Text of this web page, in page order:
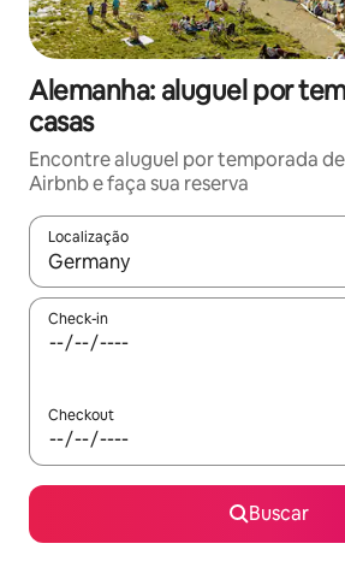
Alemanha: aluguel por
casas
Encontre aluguel por temporada
Airbnb e faça sua reserva
Localização
Quando os resultados estiverem
Check-in
Checkout
Buscar